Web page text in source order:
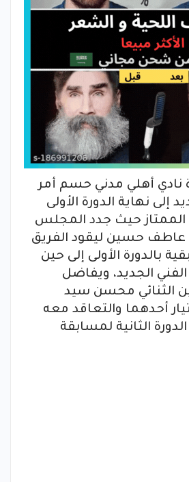
نادي أهلي مدني حسم أمر
إلى نهاية الدورة الأولى
الممتاز حيث جدد المجلس
عاطف حسين ليقود الفريق
بالدورة الأولى إلى حين
الجديد، ويفاضل
الثنائي محسن سيد
أحدهما والتعاقد معه
الثانية لمسابقة